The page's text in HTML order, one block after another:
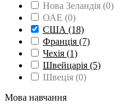
Нова Зеландія (0)
ОАЕ (0)
США (18)
Франція (7)
Чехія (1)
Швейцарія (5)
Швеція (0)
Мова навчання